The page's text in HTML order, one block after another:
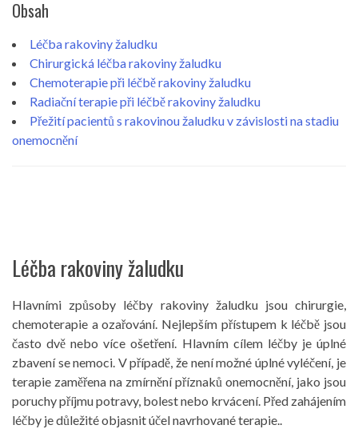
Obsah
Léčba rakoviny žaludku
Chirurgická léčba rakoviny žaludku
Chemoterapie při léčbě rakoviny žaludku
Radiační terapie při léčbě rakoviny žaludku
Přežití pacientů s rakovinou žaludku v závislosti na stadiu
onemocnění
Léčba rakoviny žaludku
Hlavními způsoby léčby rakoviny žaludku jsou chirurgie,
chemoterapie a ozařování. Nejlepším přístupem k léčbě jsou
často dvě nebo více ošetření. Hlavním cílem léčby je úplné
zbavení se nemoci. V případě, že není možné úplné vyléčení, je
terapie zaměřena na zmírnění příznaků onemocnění, jako jsou
poruchy příjmu potravy, bolest nebo krvácení. Před zahájením
léčby je důležité objasnit účel navrhované terapie..